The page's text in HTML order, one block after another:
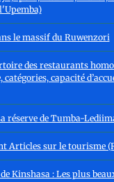
le massif du Ruwenzori
des restaurants
catégories, capacité
réserve de Tumba-
Articles sur le tourisme
Kinshasa : Les plus